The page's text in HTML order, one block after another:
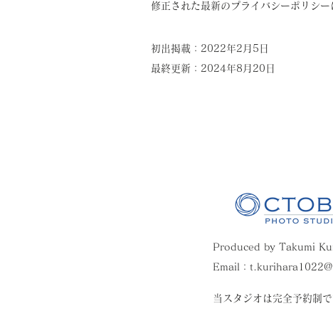
修正された最新のプライバシーポリシ
初出掲載：2022年2月5日
最終更新：2024年8月20日
Produced by Takumi
Email：
当スタジオは完全予約制